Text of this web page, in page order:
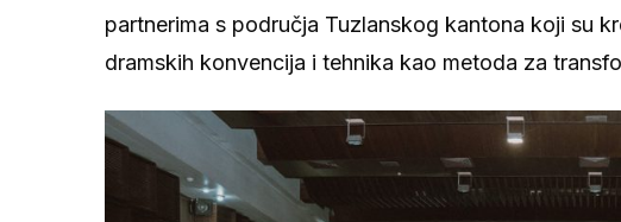
partnerima s područja Tuzlanskog kantona koji su
dramskih konvencija i tehnika kao metoda za